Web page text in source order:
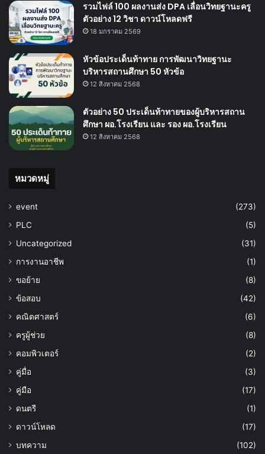
รวมไฟล์ 100 ผลงานส่ง DPA เลื่อนวิทยฐานะครู
ตัวอย่าง 12 วิชา ดาวน์โหลดฟรี
18 มกราคม 2569
หัวข้อประเด็นท้าทาย การพัฒนาวิทยฐานะ
บริหารสถานศึกษา 50 หัวข้อ
12 สิงหาคม 2568
ตัวอย่าง 50 ประเด็นท้าทายของผู้บริหารสถาน
ศึกษา ผอ.โรงเรียน และ รอง ผอ.โรงเรียน
12 สิงหาคม 2568
หมวดหมู่
event
(273)
PLC
(5)
Uncategorized
(31)
การงานอาชีพ
(1)
ขอย้าย
(8)
ข้อสอบ
(42)
คณิตศาสตร์
(6)
ครูผู้ช่วย
(8)
คอมพิวเตอร์
(2)
คู่มื่อ
(3)
คู่มือ
(17)
ดนตรี
(1)
ดาวน์โหลด
(17)
บทความ
(102)